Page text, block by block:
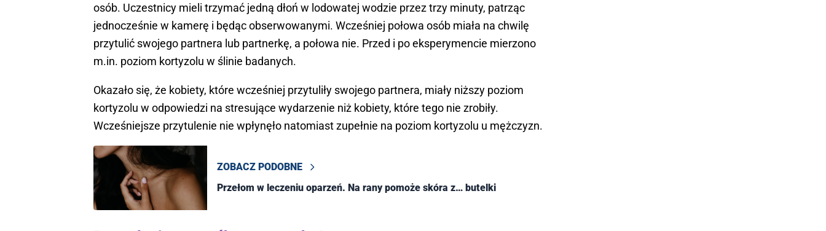
osób. Uczestnicy mieli trzymać jedną dłoń w lodowatej wodzie przez trzy minuty, patrząc
jednocześnie w kamerę i będąc obserwowanymi. Wcześniej połowa osób miała na chwilę
przytulić swojego partnera lub partnerkę, a połowa nie. Przed i po eksperymencie mierzono
m.in. poziom kortyzolu w ślinie badanych.
Okazało się, że kobiety, które wcześniej przytuliły swojego partnera, miały niższy poziom
kortyzolu w odpowiedzi na stresujące wydarzenie niż kobiety, które tego nie zrobiły.
Wcześniejsze przytulenie nie wpłynęło natomiast zupełnie na poziom kortyzolu u mężczyzn.
ZOBACZ PODOBNE
Przełom w leczeniu oparzeń. Na rany pomoże skóra z… butelki